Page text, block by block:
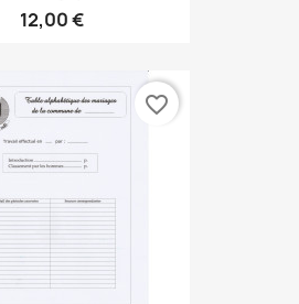
12,00 €
favorite_border